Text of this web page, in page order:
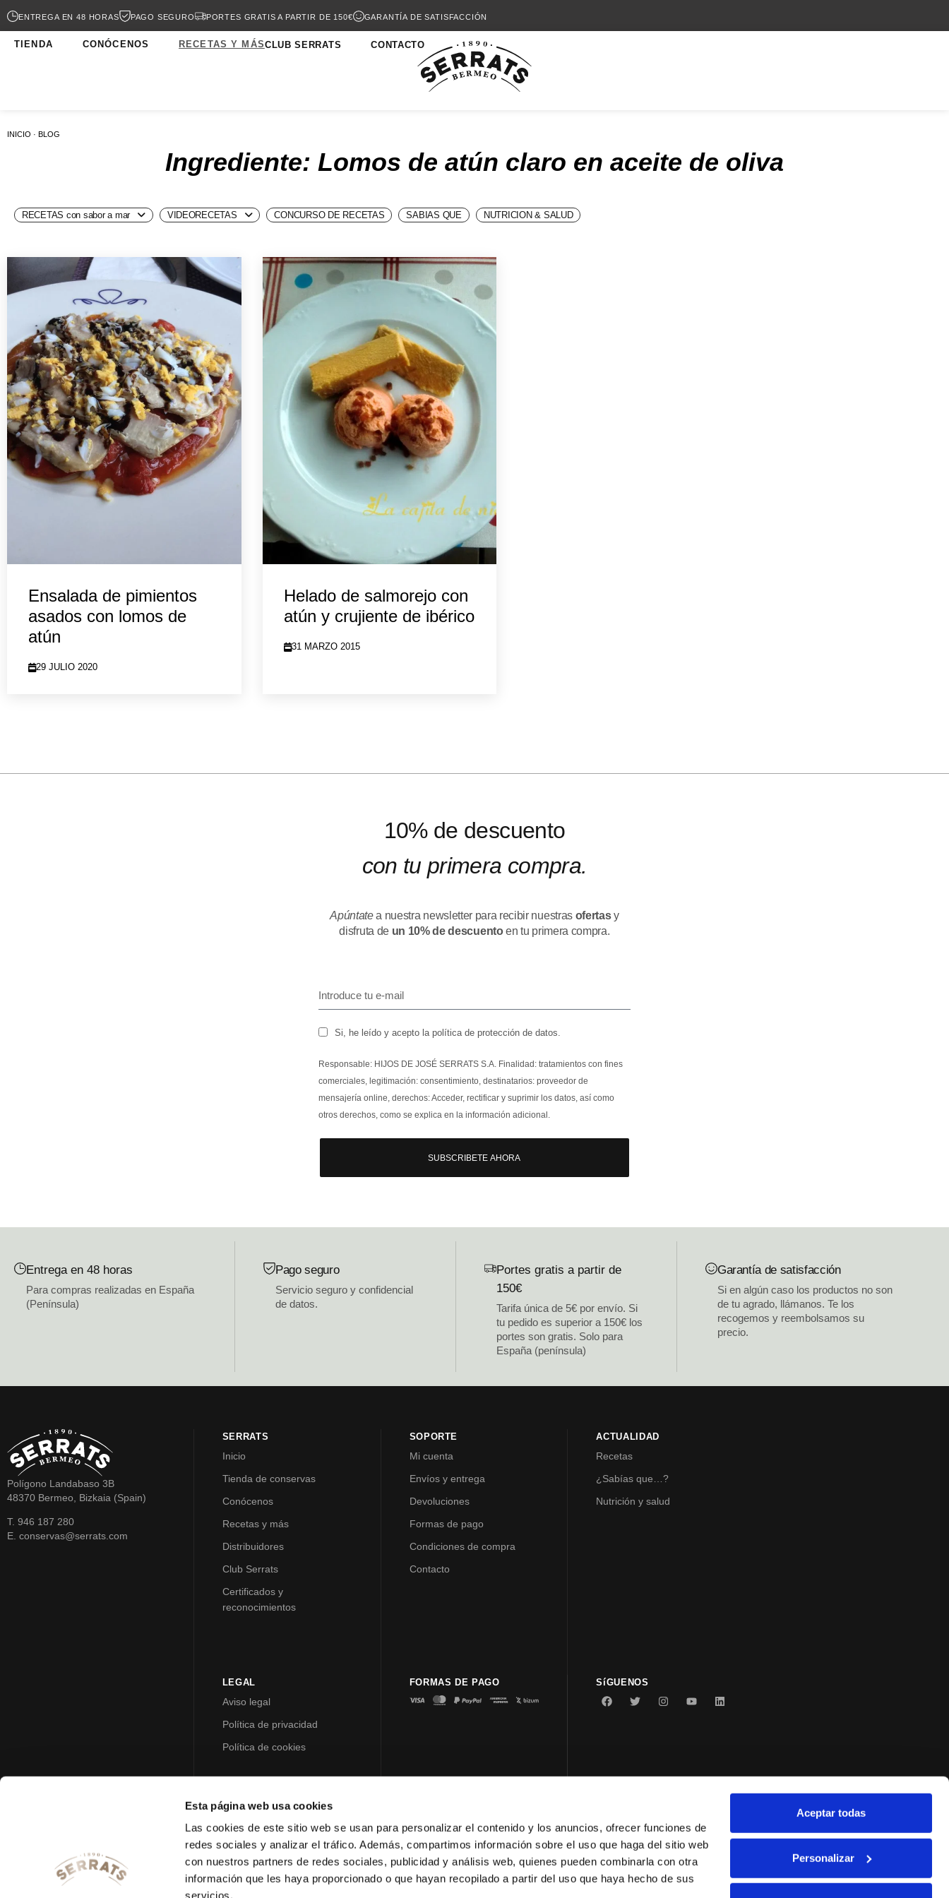
Esta página web usa cookies
Las cookies de este sitio web se usan para personalizar el contenido y los anuncios, ofrecer funciones de
redes sociales y analizar el tráfico. Además, compartimos información sobre el uso que haga del sitio web
con nuestros partners de redes sociales, publicidad y análisis web, quienes pueden combinarla con otra
información que les haya proporcionado o que hayan recopilado a partir del uso que haya hecho de sus
servicios.
Aceptar todas
Personalizar
ENTREGA EN 48 HORAS PAGO SEGURO PORTES GRATIS A PARTIR DE 150€ GARANTÍA DE SATISFACCIÓN
TIENDA CONÓCENOS RECETAS Y MÁSCLUB SERRATS CONTACTO
INICIO · BLOG
Ingrediente: Lomos de atún claro en aceite de oliva
RECETAS con sabor a mar VIDEORECETAS CONCURSO DE RECETAS SABIAS QUE NUTRICION & SALUD
Ensalada de pimientos
asados con lomos de
atún
29 JULIO 2020
Helado de salmorejo con
atún y crujiente de ibérico
31 MARZO 2015
10% de descuento
con tu primera compra.
Apúntatea nuestra newsletter para recibir nuestras ofertasy
disfruta de un 10% de descuentoen tu primera compra.
Si, he leído y acepto la política de protección de datos.
Responsable: HIJOS DE JOSÉ SERRATS S.A. Finalidad: tratamientos con fines
comerciales, legitimación: consentimiento, destinatarios: proveedor de
mensajería online, derechos: Acceder, rectificar y suprimir los datos, así como
otros derechos, como se explica en la información adicional.
SUBSCRIBETE AHORA
Entrega en 48 horas
Para compras realizadas en España
(Península)
Pago seguro
Servicio seguro y confidencial
de datos.
Portes gratis a partir de
150€
Tarifa única de 5€ por envío. Si
tu pedido es superior a 150€ los
portes son gratis. Solo para
España (península)
Garantía de satisfacción
Si en algún caso los productos no son
de tu agrado, llámanos. Te los
recogemos y reembolsamos su
precio.
Polígono Landabaso 3B
48370 Bermeo, Bizkaia (Spain)
T. 946 187 280
E. conservas@serrats.com
SERRATS
Inicio
Tienda de conservas
Conócenos
Recetas y más
Distribuidores
Club Serrats
Certificados y
reconocimientos
SOPORTE
Mi cuenta
Envíos y entrega
Devoluciones
Formas de pago
Condiciones de compra
Contacto
ACTUALIDAD
Recetas
¿Sabías que…?
Nutrición y salud
LEGAL
Aviso legal
Política de privacidad
Política de cookies
FORMAS DE PAGO SíGUENOS
© 2023 Conservas Serrats